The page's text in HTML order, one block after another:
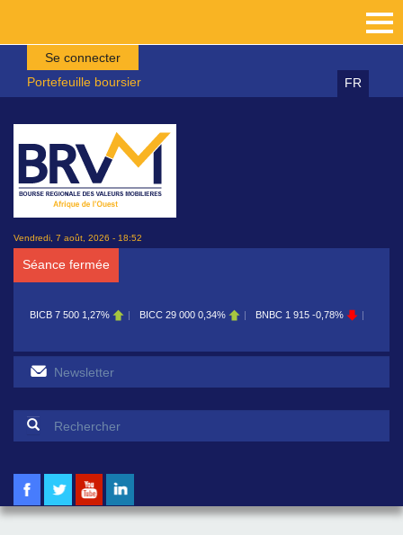
Aller au contenu principal
Se connecter
Portefeuille boursier
FR
Vendredi, 7 août, 2026 - 18:52
Séance fermée
BICC 29 000 0,34% BNBC 1 915 -0,78% BOAB 8 700 0,11%
Formulaire de recherche